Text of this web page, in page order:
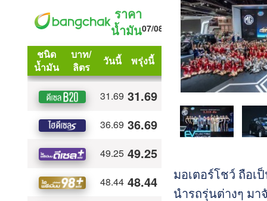
มอเตอร์โชว์ ถือ
นำรถรุ่นต่างๆ มา